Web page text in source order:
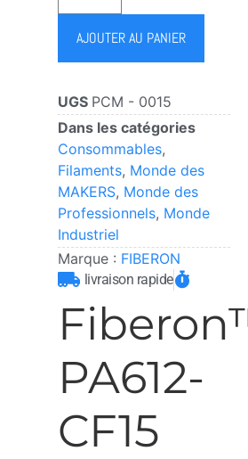
AJOUTER AU PANIER
UGS PCM - 0015
Dans les catégories
Consommables,
Filaments, Monde des
MAKERS, Monde des
Professionnels, Monde
Industriel
Marque : FIBERON
livraison rapide
PA612-
CF15